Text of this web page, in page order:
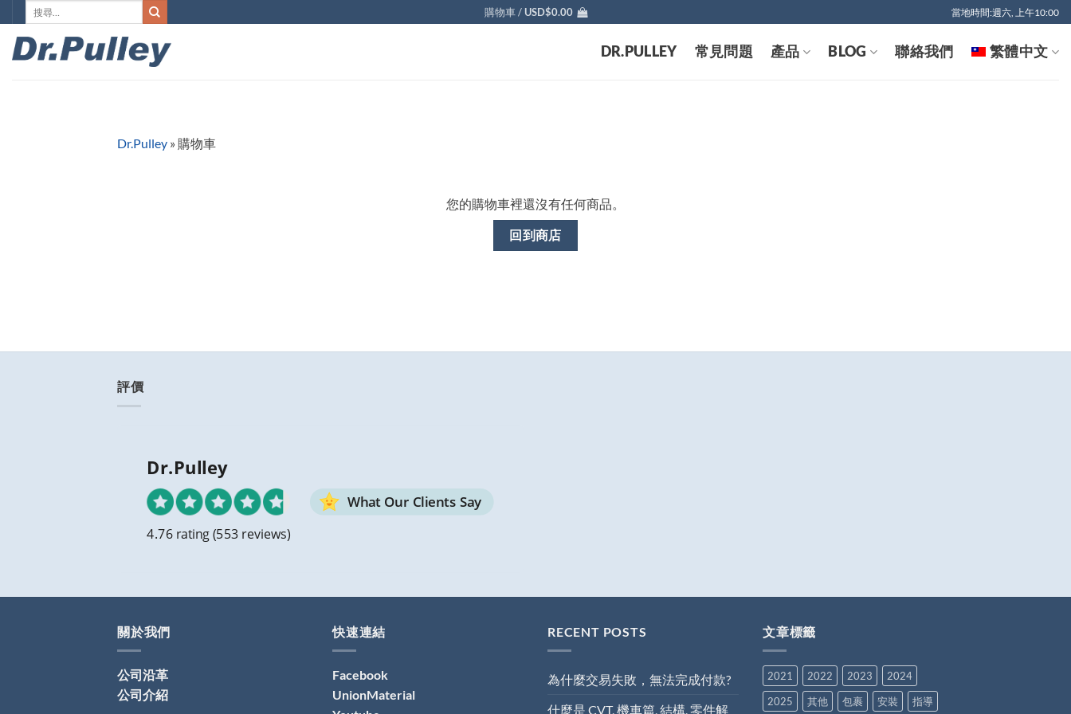
to
content
鍵
字:
購物車 /USD$0.00 當地時間:週六, 上午10:00
DR.PULLEY 常見問題 產品 BLOG 聯絡我們 繁體中文
Dr.Pulley »購物車
您的購物車裡還沒有任何商品。
回到商店
評價
Dr.Pulley
What Our Clients Say
4.76 rating(553 reviews)
關於我們
公司沿革
公司介紹
快速連結
Facebook
UnionMaterial
RECENT POSTS
為什麼交易失敗，無法完成付款?
什麼是 CVT, 機車篇, 結構, 零件解
文章標籤
2021 2022 2023
2024
2025
其他 包裹 安裝 指導